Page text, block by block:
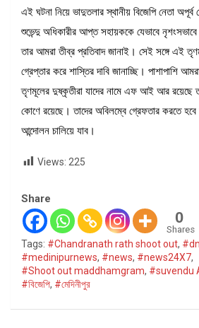
এই ঘটনা নিয়ে ভাদুতলার স্থানীয় বিজেপি নেতা
শুভেন্দু অধিকারীর আপ্ত সহায়ককে যেভাবে
তার আমরা তীব্র প্রতিবাদ জানাই। সেই সঙ্গে এই
গ্রেপ্তার করে শাস্তির দাবি জানাচ্ছি। পাশাপাশি
তৃণমূলের দুষ্কৃতীরা যাদের নামে এফ আই আর রয়েছে
কোণে রয়েছে। তাদের অবিলম্বে গ্রেফতার করতে
আন্দোলন চালিয়ে যাব।
Views: 225
Share
0
Shares
Tags: #Chandranath rath shoot out,
#medinipurnews, #news, #news24X7,
#Shoot out maddhamgram, #suvendu
#বিজেপি, #মেদিনীপুর